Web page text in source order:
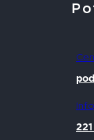
221